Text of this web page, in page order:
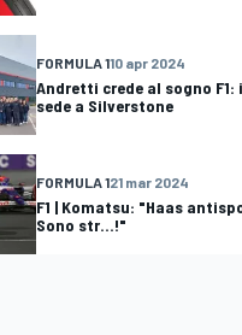
FORMULA 110 apr 2024
Andretti crede al sogno
sede a Silverstone
FORMULA 121 mar 2024
F1 | Komatsu: "Haas
Sono str...!"